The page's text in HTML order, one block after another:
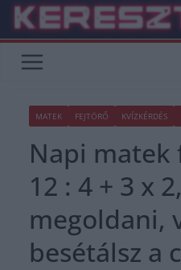
Skip
content
MATEK FEJTÖRŐ KVÍZKÉRDÉS
Napi matek
12 : 4 + 3 x
megoldani,
besétálsz a